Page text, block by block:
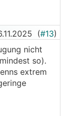
ist?
(#13)
nicht
so).
extrem